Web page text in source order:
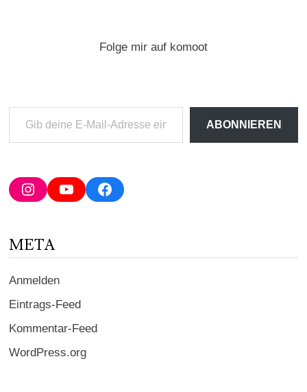
Folge mir auf komoot
deine
Adresse
ein ...
ABONNIEREN
InstagramYouTubeFacebook
META
Anmelden
Eintrags-Feed
Kommentar-Feed
WordPress.org